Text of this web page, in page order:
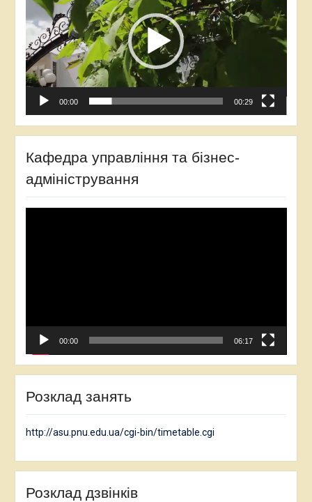
00:00 00:29
Кафедра управління та бізнес-
адміністрування
00:00 06:17
Розклад занять
http://asu.pnu.edu.ua/cgi-bin/timetable.cgi
Розклад дзвінків